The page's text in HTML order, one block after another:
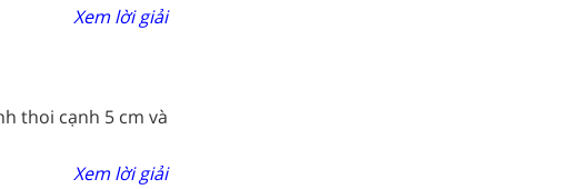
Xem lời giải
thoi cạnh 5 cm và
Xem lời giải